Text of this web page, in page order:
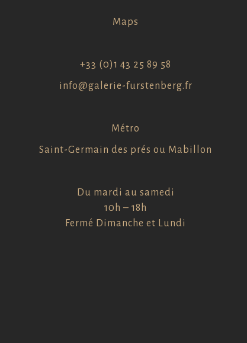
Maps
+33 (0)1 43 25 89 58
info@galerie-furstenberg.fr
Métro
Saint-Germain des prés ou Mabillon
Du mardi au samedi
10h – 18h
Fermé Dimanche et Lundi